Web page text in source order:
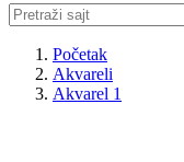
Početak
Akvareli
Akvarel 1